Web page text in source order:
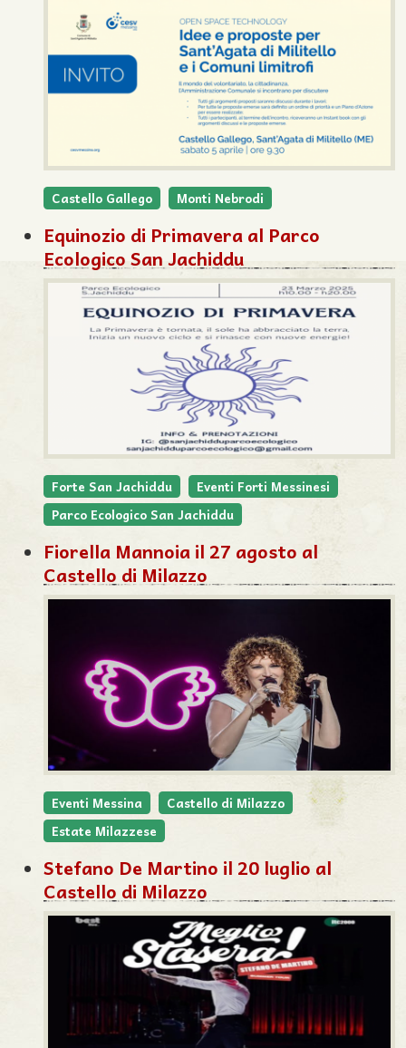
Castello Gallego Monti Nebrodi
Equinozio di Primavera al Parco
Ecologico San Jachiddu
Forte San Jachiddu
Eventi Forti Messinesi
Parco Ecologico San Jachiddu
Fiorella Mannoia il 27 agosto al
Castello di Milazzo
Eventi Messina
Castello di Milazzo
Estate Milazzese
Stefano De Martino il 20 luglio al
Castello di Milazzo